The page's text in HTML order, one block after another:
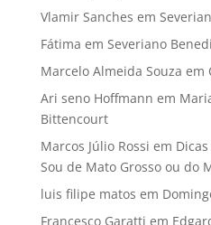
Vlamir Sanches em
Fátima em Severiano
Marcelo Almeida Souza em
Ari seno Hoffmann em
Bittencourt
Marcos Júlio Rossi em
Sou de Mato Grosso ou do
luis filipe matos em
Francesco Garatti em